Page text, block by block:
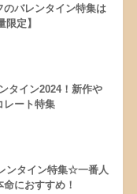
のバレンタイン特集は
定】
タイン2024！新作や
レート特集
ンタイン特集☆一番人
におすすめ！